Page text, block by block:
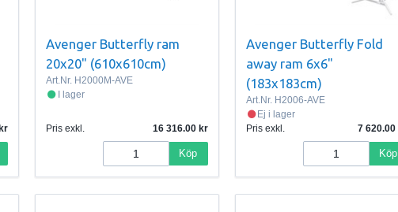
Avenger Butterfly ram
20x20" (610x610cm)
Art.Nr. H2000M-AVE
I lager
Pris exkl. 16 316.00
Köp
Avenger Butterfly Fold
away ram 6x6"
(183x183cm)
Art.Nr. H2006-AVE
Ej i lager
Pris exkl.
7 620.00
Köp